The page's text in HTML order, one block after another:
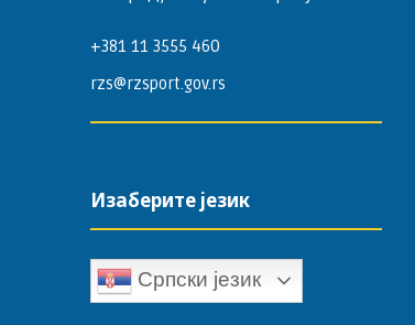
+381 11 3555 460
rzs@rzsport.gov.rs
Изаберите језик
Српски језик